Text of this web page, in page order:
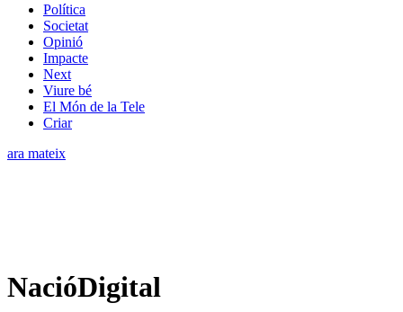
Política
Societat
Opinió
Impacte
Next
Viure bé
El Món de la Tele
Criar
ara mateix
NacióDigital